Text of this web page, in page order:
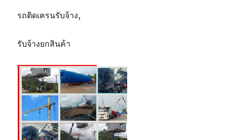
รถติดเครนรับจ้าง,
รับจ้างยกสินค้า